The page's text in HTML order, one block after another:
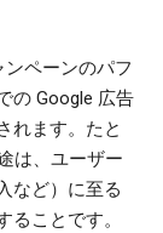
ペーンのパフ
の Google 広告
れます。たと
は、ユーザー
など）に至る
ことです。